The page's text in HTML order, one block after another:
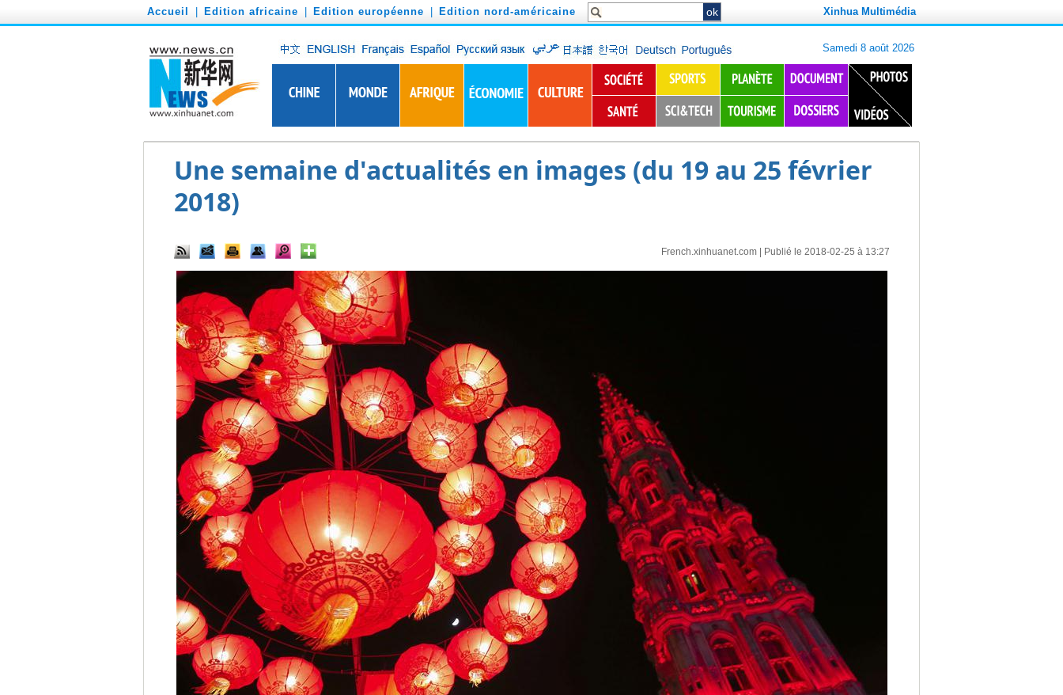
Accueil Edition africaine Edition européenne Edition nord-américaine Xinhua Multimédia
Une semaine d'actualités en images (du 19 au 25 février
2018)
French.xinhuanet.com| Publié le 2018-02-25 à 13:27